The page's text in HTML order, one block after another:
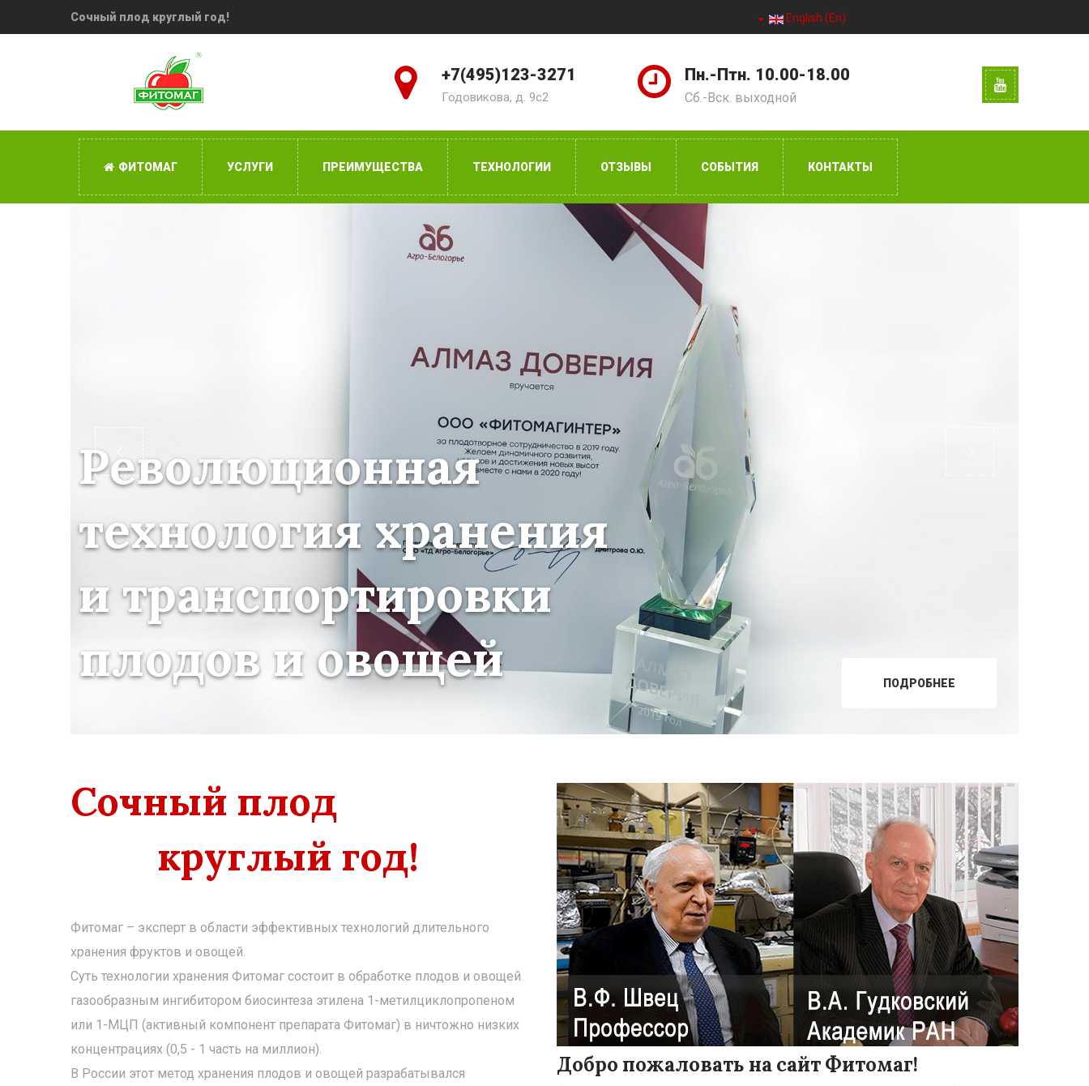
Сочный плод круглый год! English (En)
+7(495)123-3271
Годовикова, д. 9с2
Пн.-Птн. 10.00-18.00
Сб.-Вск. выходной
ФИТОМАГ УСЛУГИ ПРЕИМУЩЕСТВА ТЕХНОЛОГИИ ОТЗЫВЫ СОБЫТИЯ КОНТАКТЫ
Революционная
технология хранения
и транспортировки
плодов и овощей
ПОДРОБНЕЕ
Сочный плод
круглый год!
Фитомаг – эксперт в области эффективных технологий длительного
хранения фруктов и овощей.
Суть технологии хранения Фитомаг состоит в обработке плодов и овощей
газообразным ингибитором биосинтеза этилена 1-метилциклопропеном
или 1-МЦП (активный компонент препарата Фитомаг) в ничтожно низких
концентрациях (0,5 - 1 часть на миллион).
В России этот метод хранения плодов и овощей разрабатывался
Добро пожаловать на сайт Фитомаг!